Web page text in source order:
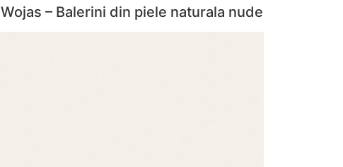
Wojas – Balerini din piele naturala nude